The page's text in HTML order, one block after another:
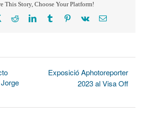
This Story, Choose Your Platform!
X RedditLinkedInTumblrPinterest
Vk
Correo
Exposició Aphotoreporter
2023 al Visa Off